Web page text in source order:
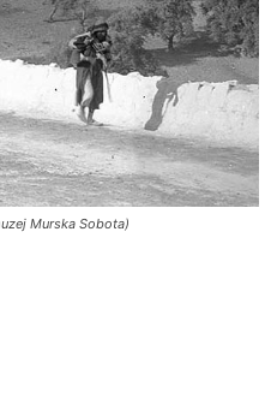
Murska Sobota)